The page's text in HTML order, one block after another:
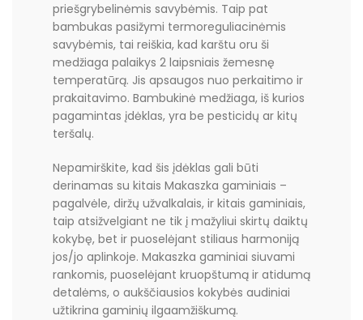
priešgrybelinėmis savybėmis. Taip pat
bambukas pasižymi termoreguliacinėmis
savybėmis, tai reiškia, kad karštu oru ši
medžiaga palaikys 2 laipsniais žemesnę
temperatūrą. Jis apsaugos nuo perkaitimo ir
prakaitavimo. Bambukinė medžiaga, iš kurios
pagamintas įdėklas, yra be pesticidų ar kitų
teršalų.
Nepamirškite, kad šis įdėklas gali būti
derinamas su kitais Makaszka gaminiais –
pagalvėle, diržų užvalkalais, ir kitais gaminiais,
taip atsižvelgiant ne tik į mažyliui skirtų daiktų
kokybę, bet ir puoselėjant stiliaus harmoniją
jos/jo aplinkoje. Makaszka gaminiai siuvami
rankomis, puoselėjant kruopštumą ir atidumą
detalėms, o aukščiausios kokybės audiniai
užtikrina gaminių ilgaamžiškumą.